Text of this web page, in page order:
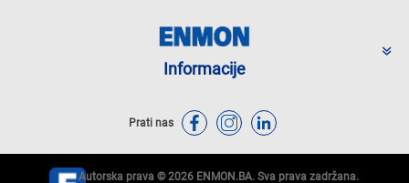
Informacije
Prati nas
Autorska prava © 2026 ENMON.BA. Sva prava zadržana.